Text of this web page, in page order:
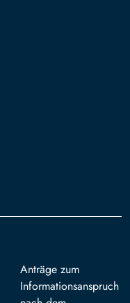
Anträge zum
Informationsanspruch